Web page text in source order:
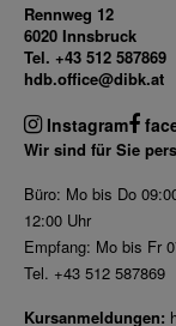
Rennweg 12
6020 Innsbruck
Tel. +43 512 587869
hdb.office@dibk.at
Instagram
Wir sind für Sie
Büro: Mo bis Do
12:00 Uhr
Empfang: Mo bis Fr
Tel. +43 512 587869
Kursanmeldungen: